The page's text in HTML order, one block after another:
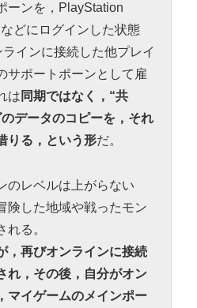
ーンを，PlayStation
どにログインした状態
ラインに接続した他プレイ
サポートポーンとして雇
は 同期ではなく，“共
データのコピーを，それ
りる，という形だ。
レベルは上がらない
険した地域や戦ったモン
れる。
，再びオンラインに接続
れ，その後，自分がオン
マイゲームのメインポー